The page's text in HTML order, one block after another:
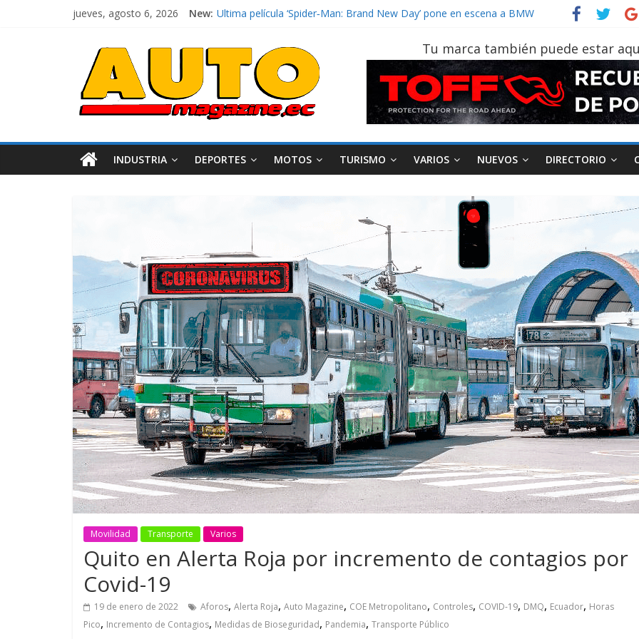
jueves, agosto 6, 2026 New: El costo de tener un vehículo gana protagonismo a la hora de decidir
¿Qué puede pasar con tu vehículo si permanece varios días sin usar?
La Vuelta al Ecuador 2026, edición 47ª, recorre 7 provincias en 8 días
La FEDAK recibe 12 Sinotruk Bolden para cubrir las rutas de La Vuelta
Tu marca también puede estar
INDUSTRIA DEPORTES MOTOS TURISMO VARIOS NUEVOS DIRECTORIO
Movilidad Transporte Varios
Quito en Alerta Roja por incremento de contagios por
Covid-19
19 de enero de 2022 Aforos, Alerta Roja, Auto Magazine, COE Metropolitano, Controles, COVID-19, DMQ, Ecuador, Horas
Pico, Incremento de Contagios, Medidas de Bioseguridad, Pandemia, Transporte Público
Movilidad Varios
GM reafirma su
compromiso con movilidad
más segura y conectada
Movilidad Turismo Varios
¿Qué puede pasar con tu
vehículo si permanece
varios días sin usar?
AEADE Industria Motociclismo
Movilidad
Campaña busca cambiar
destino de los
en la región